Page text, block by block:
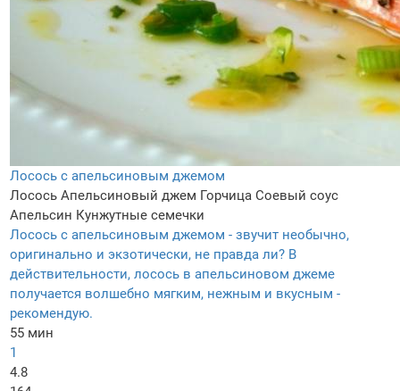
Лосось с апельсиновым джемом
Лосось Апельсиновый джем Горчица Соевый соус
Апельсин Кунжутные семечки
Лосось с апельсиновым джемом - звучит необычно,
оригинально и экзотически, не правда ли? В
действительности, лосось в апельсиновом джеме
получается волшебно мягким, нежным и вкусным -
рекомендую.
55 мин
1
4.8